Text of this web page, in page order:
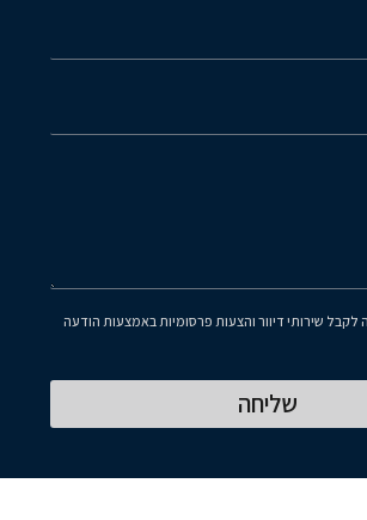
שירותי דיוור והצעות פרסומיות באמצעות הודעה
שליחה